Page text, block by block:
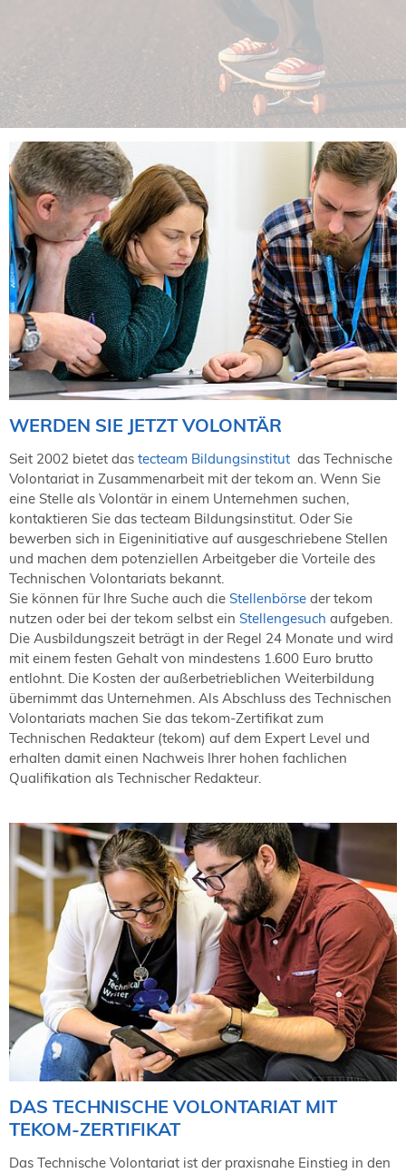
10.-12. November, 2026 in Stuttgart
Mitglied werden
Expertenrat
Publikationen
Stellenangebote
Stellengesuche
Dienstleister
Regionalgruppen
Downloadbereich
WERDEN SIE JETZT VOLONTÄR
Seit 2002 bietet das tecteam Bildungsinstitut das Technische
Volontariat in Zusammenarbeit mit der tekom an. Wenn Sie
eine Stelle als Volontär in einem Unternehmen suchen,
kontaktieren Sie das tecteam Bildungsinstitut. Oder Sie
bewerben sich in Eigeninitiative auf ausgeschriebene Stellen
und machen dem potenziellen Arbeitgeber die Vorteile des
Technischen Volontariats bekannt.
Sie können für Ihre Suche auch die Stellenbörse der tekom
nutzen oder bei der tekom selbst ein Stellengesuch aufgeben.
Die Ausbildungszeit beträgt in der Regel 24 Monate und wird
mit einem festen Gehalt von mindestens 1.600 Euro brutto
entlohnt. Die Kosten der außerbetrieblichen Weiterbildung
übernimmt das Unternehmen. Als Abschluss des Technischen
Volontariats machen Sie das tekom-Zertifikat zum
Technischen Redakteur (tekom) auf dem Expert Level und
erhalten damit einen Nachweis Ihrer hohen fachlichen
Qualifikation als Technischer Redakteur.
DAS TECHNISCHE VOLONTARIAT MIT
TEKOM-ZERTIFIKAT
Das Technische Volontariat ist der praxisnahe Einstieg in den